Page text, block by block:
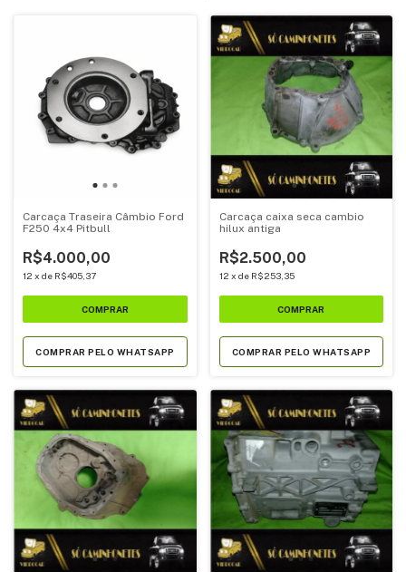
Carcaça Traseira Câmbio Ford
F250 4x4 Pitbull
R$4.000,00
12 x de R$405,37
COMPRAR PELO WHATSAPP
Carcaça caixa seca cambio
hilux antiga
R$2.500,00
12 x de R$253,35
COMPRAR PELO WHATSAPP